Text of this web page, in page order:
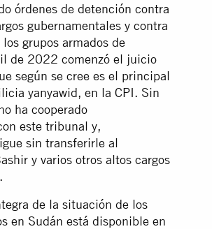
órdenes de detención contra
gubernamentales y contra
grupos armados de
de 2022 comenzó el juicio
según se cree es el principal
yanyawid, en la CPI. Sin
ha cooperado
este tribunal y,
sin transferirle al
y varios otros altos cargos
de la situación de los
en Sudán está disponible en